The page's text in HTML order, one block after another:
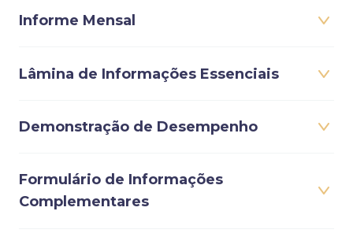
Informe Mensal
Lâmina de Informações Essenciais
Demonstração de Desempenho
Formulário de Informações
Complementares